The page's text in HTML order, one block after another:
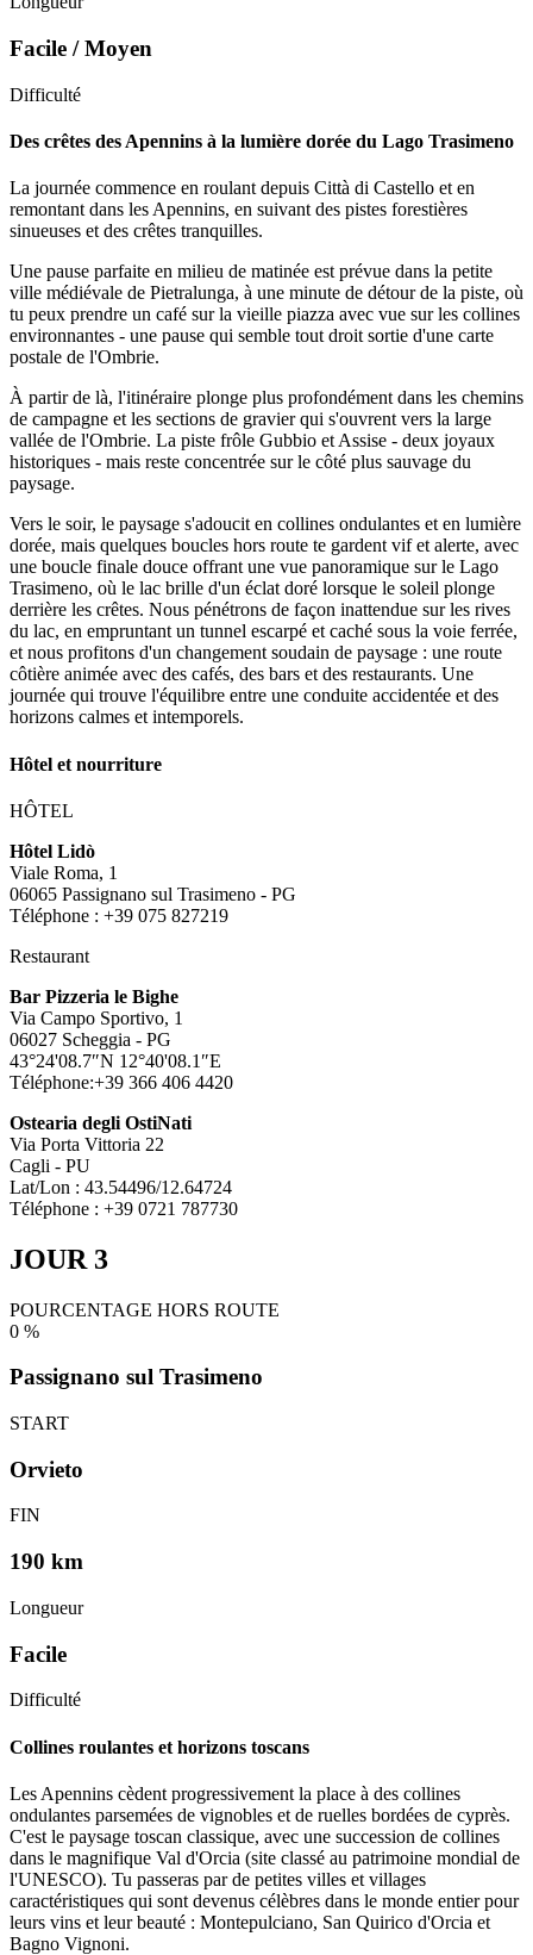
Facile / Moyen
Difficulté
Des crêtes des Apennins à la lumière dorée du Lago Trasimeno
La journée commence en roulant depuis Città di Castello et en
remontant dans les Apennins, en suivant des pistes forestières
sinueuses et des crêtes tranquilles.
Une pause parfaite en milieu de matinée est prévue dans la petite
ville médiévale de Pietralunga, à une minute de détour de la piste, où
tu peux prendre un café sur la vieille piazza avec vue sur les collines
environnantes - une pause qui semble tout droit sortie d'une carte
postale de l'Ombrie.
À partir de là, l'itinéraire plonge plus profondément dans les chemins
de campagne et les sections de gravier qui s'ouvrent vers la large
vallée de l'Ombrie. La piste frôle Gubbio et Assise - deux joyaux
historiques - mais reste concentrée sur le côté plus sauvage du
paysage.
Vers le soir, le paysage s'adoucit en collines ondulantes et en lumière
dorée, mais quelques boucles hors route te gardent vif et alerte, avec
une boucle finale douce offrant une vue panoramique sur le Lago
Trasimeno, où le lac brille d'un éclat doré lorsque le soleil plonge
derrière les crêtes. Nous pénétrons de façon inattendue sur les rives
du lac, en empruntant un tunnel escarpé et caché sous la voie ferrée,
et nous profitons d'un changement soudain de paysage : une route
côtière animée avec des cafés, des bars et des restaurants. Une
journée qui trouve l'équilibre entre une conduite accidentée et des
horizons calmes et intemporels.
Hôtel et nourriture
HÔTEL
Hôtel Lidò
Viale Roma, 1
06065 Passignano sul Trasimeno - PG
Téléphone : +39 075 827219
Restaurant
Bar Pizzeria le Bighe
Via Campo Sportivo, 1
06027 Scheggia - PG
43°24'08.7″N 12°40'08.1″E
Téléphone:+39 366 406 4420
Ostearia degli OstiNati
Via Porta Vittoria 22
Cagli - PU
Lat/Lon : 43.54496/12.64724
Téléphone : +39 0721 787730
JOUR 3
POURCENTAGE HORS ROUTE
0 %
Passignano sul Trasimeno
START
Orvieto
FIN
190 km
Longueur
Facile
Difficulté
Collines roulantes et horizons toscans
Les Apennins cèdent progressivement la place à des collines
ondulantes parsemées de vignobles et de ruelles bordées de cyprès.
C'est le paysage toscan classique, avec une succession de collines
dans le magnifique Val d'Orcia (site classé au patrimoine mondial de
l'UNESCO). Tu passeras par de petites villes et villages
caractéristiques qui sont devenus célèbres dans le monde entier pour
leurs vins et leur beauté : Montepulciano, San Quirico d'Orcia et
Bagno Vignoni.